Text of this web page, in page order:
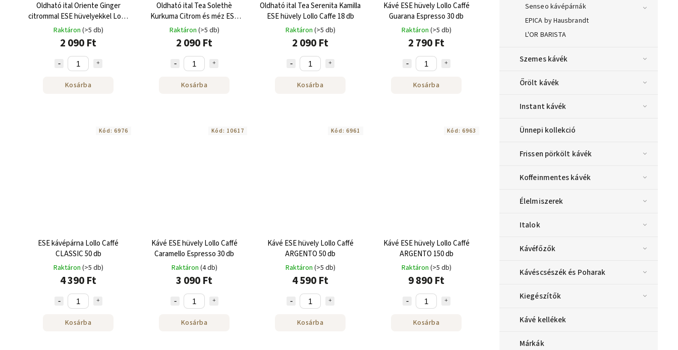
Senseo kávépárnák
EPICA by Hausbrandt
L'OR BARISTA
Szemes kávék
Őrölt kávék
Instant kávék
Ünnepi kollekció
Frissen pörkölt kávék
Koffeinmentes kávék
Élelmiszerek
Italok
Kávéfőzők
Kávéscsészék és Poharak
Kiegészítők
Kávé kellékek
Márkák
Oldható ital Oriente Ginger
citrommal ESE hüvelyekkel Lollo
Caffe 18 db
Raktáron (>5 db)
2 090 Ft
Kosárba
Oldható ital Tea Solethè
Kurkuma Citrom és méz ESE
hüvely Lollo Caffe 18 db
Raktáron (>5 db)
2 090 Ft
Kosárba
Oldható ital Tea Serenita Kamilla
ESE hüvely Lollo Caffe 18 db
Raktáron (>5 db)
2 090 Ft
Kosárba
Kávé ESE hüvely Lollo Caffé
Guarana Espresso 30 db
Raktáron (>5 db)
2 790 Ft
Kosárba
ESE kávépárna Lollo Caffé
CLASSIC 50 db
Raktáron (>5 db)
4 390 Ft
Kosárba
Kód: 6976
Kávé ESE hüvely Lollo Caffé
Caramello Espresso 30 db
Raktáron (4 db)
3 090 Ft
Kosárba
Kód: 10617
Kávé ESE hüvely Lollo Caffé
ARGENTO 50 db
Raktáron (>5 db)
4 590 Ft
Kosárba
Kód: 6961
Kávé ESE hüvely Lollo Caffé
ARGENTO 150 db
Raktáron (>5 db)
9 890 Ft
Kosárba
Kód: 6963